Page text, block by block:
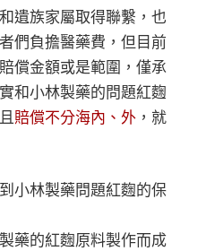
遺族家屬取得聯繫，也
們負擔醫藥費，但目前
償金額或是範圍，僅承
和小林製藥的問題紅麴
賠償不分海內、外 ，就
小林製藥問題紅麴的保
藥的紅麴原料製作而成